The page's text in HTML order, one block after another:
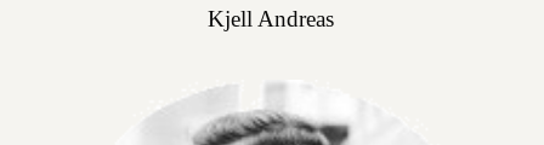
Kjell Andreas